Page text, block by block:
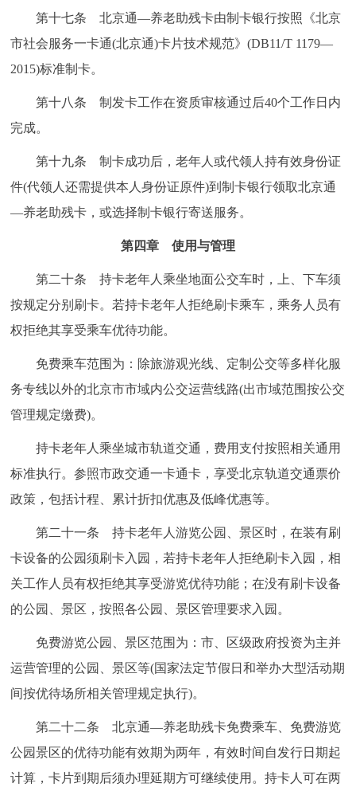
第十七条 北京通—养老助残卡由制卡银行按照《北京
市社会服务一卡通(北京通)卡片技术规范》(DB11/T 1179—
2015)标准制卡。
第十八条 制发卡工作在资质审核通过后40个工作日内
完成。
第十九条 制卡成功后，老年人或代领人持有效身份证
件(代领人还需提供本人身份证原件)到制卡银行领取北京通
—养老助残卡，或选择制卡银行寄送服务。
第四章 使用与管理
第二十条 持卡老年人乘坐地面公交车时，上、下车须
按规定分别刷卡。若持卡老年人拒绝刷卡乘车，乘务人员有
权拒绝其享受乘车优待功能。
免费乘车范围为：除旅游观光线、定制公交等多样化服
务专线以外的北京市市域内公交运营线路(出市域范围按公交
管理规定缴费)。
持卡老年人乘坐城市轨道交通，费用支付按照相关通用
标准执行。参照市政交通一卡通卡，享受北京轨道交通票价
政策，包括计程、累计折扣优惠及低峰优惠等。
第二十一条 持卡老年人游览公园、景区时，在装有刷
卡设备的公园须刷卡入园，若持卡老年人拒绝刷卡入园，相
关工作人员有权拒绝其享受游览优待功能；在没有刷卡设备
的公园、景区，按照各公园、景区管理要求入园。
免费游览公园、景区范围为：市、区级政府投资为主并
运营管理的公园、景区等(国家法定节假日和举办大型活动期
间按优待场所相关管理规定执行)。
第二十二条 北京通—养老助残卡免费乘车、免费游览
公园景区的优待功能有效期为两年，有效时间自发行日期起
计算，卡片到期后须办理延期方可继续使用。持卡人可在两